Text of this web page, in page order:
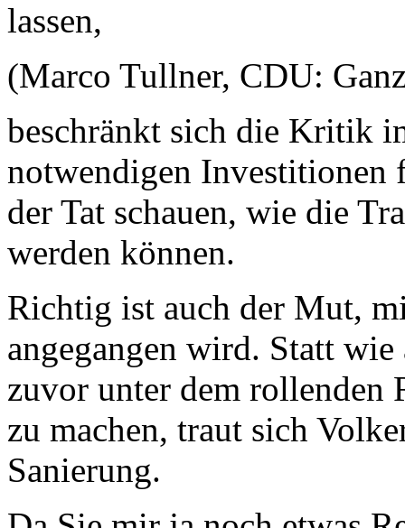
lassen,
(Marco Tullner, CDU:
beschränkt sich die Kritik
notwendigen Investitionen
der Tat schauen, wie die
werden können.
Richtig ist auch der Mut,
angegangen wird. Statt
zuvor unter dem rollenden
zu machen, traut sich
Sanierung.